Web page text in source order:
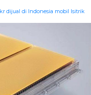
dijual di Indonesia mobil lsitrik